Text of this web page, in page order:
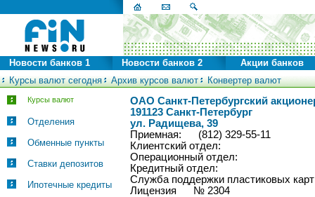
Курсы валют сегодня Архив курсов валют Конвертер валют
Новости банков 1 Новости банков 2 Акции банков
Курсы валют
Отделения
Обменные пункты
Ставки депозитов
Ипотечные кредиты
ОАО Санкт-Петербургский
191123 Санкт-Петербург
ул. Радищева, 39
Приемная: (812) 329-55-11
Клиентский отдел:
Операционный отдел:
Кредитный отдел:
Служба поддержки пластиковых
Лицензия № 2304